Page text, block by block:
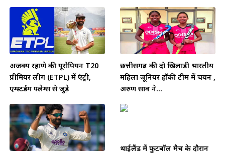
अजिंक्य रहाणे की यूरोपियन T20
प्रीमियर लीग (ETPL) में एंट्री,
एम्स्टर्डम फ्लेम्स से जुड़े
छत्तीसगढ़ की दो खिलाड़ी भारतीय
महिला जूनियर हॉकी टीम में चयन ,
अरुण साव ने...
थाईलैंड में फुटबॉल मैच के दौरान